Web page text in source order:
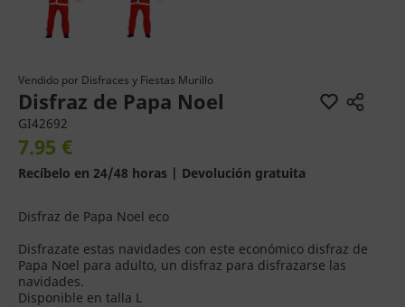
Vendido por Disfraces y Fiestas Murillo
Disfraz de Papa Noel
GI42692
7.95 €
Recíbelo en 24/48 horas | Devolución gratuita
Disfraz de Papa Noel eco
Disfrazate estas navidades con este económico disfraz de
Papa Noel para adulto, un disfraz para disfrazarse las
navidades.
Disponible en talla L